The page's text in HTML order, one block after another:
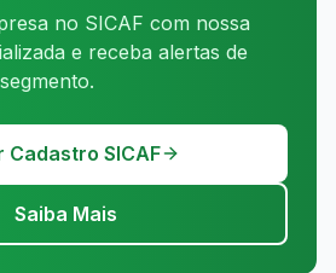
no SICAF com nossa
e receba alertas de
Cadastro SICAF
Saiba Mais